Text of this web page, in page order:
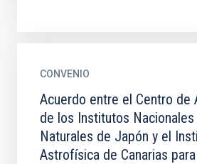
CONVENIO
Acuerdo entre el Centro de
de los Institutos Nacionales
Naturales de Japón y el
Astrofísica de Canarias